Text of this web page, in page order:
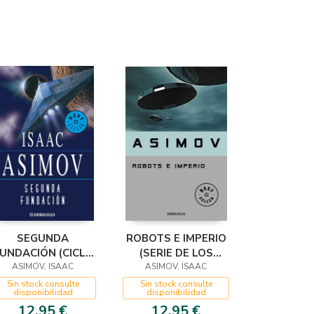
SEGUNDA
(CICLO
DE LA FUNDACIÓN
13)
ASIMOV, ISAAC
Sin stock consulte
disponibilidad
ROBOTS E IMPERIO
(SERIE DE LOS
ROBOTS 5)
ASIMOV, ISAAC
Sin stock consulte
disponibilidad